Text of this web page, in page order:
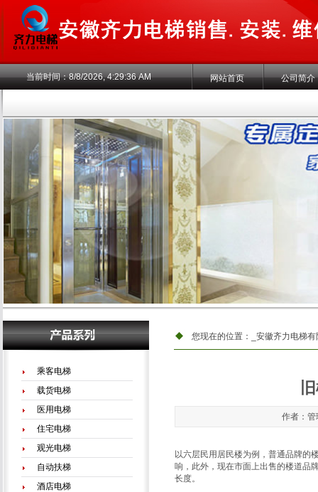
当前时间：8/8/2026, 4:29:37 AM 网站首页 公司简介
乘客电梯
载货电梯
医用电梯
住宅电梯
观光电梯
自动扶梯
酒店电梯
您现在的位置： _安徽齐力电梯
作者：
以六层民用居民楼为例，普通品牌的
响，此外，现在市面上出售的楼道品
长度。